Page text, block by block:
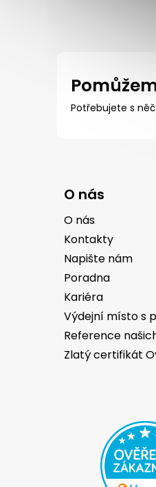
Potřebujete s
O nás
O nás
Kontakty
Napište nám
Poradna
Kariéra
Výdejní místo s
Reference
Zlatý certifikát